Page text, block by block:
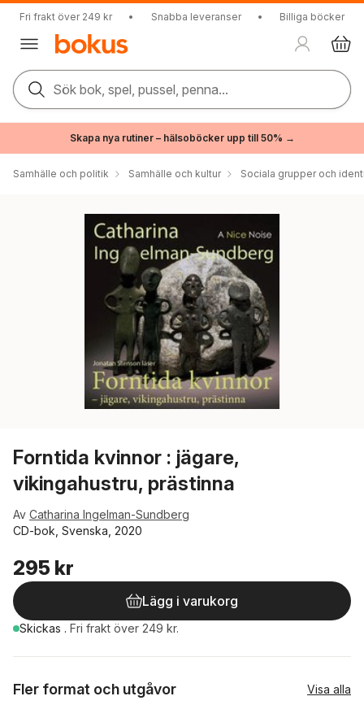
Fri frakt över 249 kr • Snabba leveranser • Billiga böcker
Sök bok, spel, pussel, penna...
Skapa nya rutiner – hälsoböcker upp till 50% →
Samhälle och politik Samhälle och kultur Sociala grupper och
Forntida kvinnor : jägare,
vikingahustru, prästinna
Av Catharina Ingelman-Sundberg
CD-bok, Svenska, 2020
295 kr
Lägg i varukorg
Skickas . Fri frakt över 249 kr.
Fler format och utgåvor Visa alla